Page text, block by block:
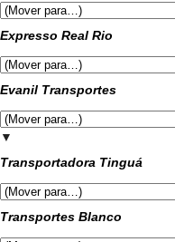
Expresso Real Rio
Evanil Transportes
▼
Transportadora Tinguá
Transportes Blanco